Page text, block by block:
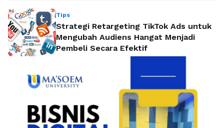
Tips
Strategi Retargeting TikTok Ads untuk
Mengubah Audiens Hangat Menjadi
Pembeli Secara Efektif